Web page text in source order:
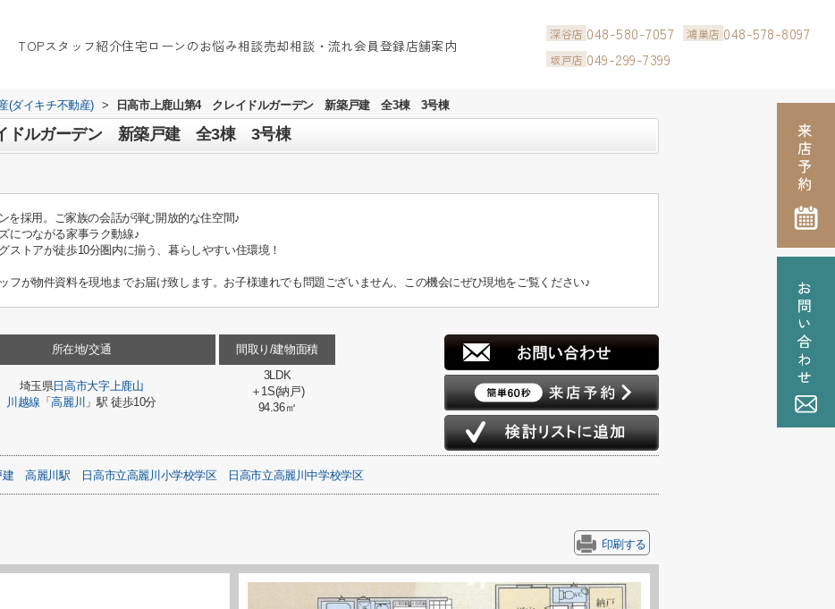
TOPスタッフ紹介住宅ローンのお悩み相談売却相談・流れ会員登録店舗案内
深谷店 048-580-7057 鴻巣店 048-578-8097
坂戸店 049-299-7399
(ダイキチ不動産) > 日高市上鹿山第4 クレイドルガーデン 新築戸建 全3棟 3号棟
ドルガーデン 新築戸建 全3棟 3号棟
を採用。ご家族の会話が弾む開放的な住空間♪
につながる家事ラク動線♪
ストアが徒歩10分圏内に揃う、暮らしやすい住環境！
フが物件資料を現地までお届け致します。お子様連れでも問題ございません、この機会にぜひ現地をご覧ください♪
所在地/交通
埼玉県日高市大字上鹿山
川越線 「高麗川 」駅 徒歩10分
間取り/建物面積
3LDK
＋1S(納戸)
94.36㎡
建 高麗川駅 日高市立高麗川小学校学区 日高市立高麗川中学校学区
印刷する